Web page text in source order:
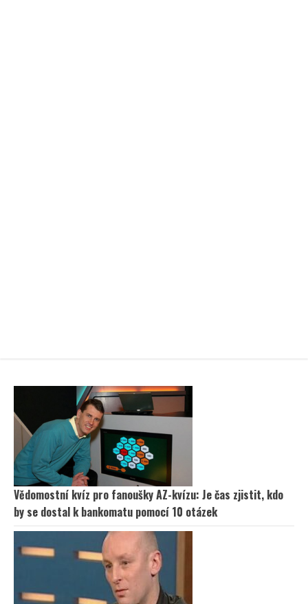
Vědomostní kvíz pro fanoušky AZ-kvízu: Je čas zjistit, kdo
by se dostal k bankomatu pomocí 10 otázek